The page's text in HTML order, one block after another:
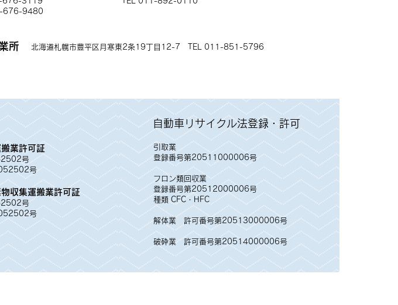
676-9480
所 北海道札幌市豊平区月寒東2条19丁目12-7 TEL 011-851-5796
業許可証
号
号
収集運搬業許可証
号
号
自動車リサイクル法登録・許可
引取業
登録番号第20511000006号
フロン類回収業
登録番号第20512000006号
種類 CFC・HFC
解体業 許可番号第20513000006号
破砕業 許可番号第20514000006号